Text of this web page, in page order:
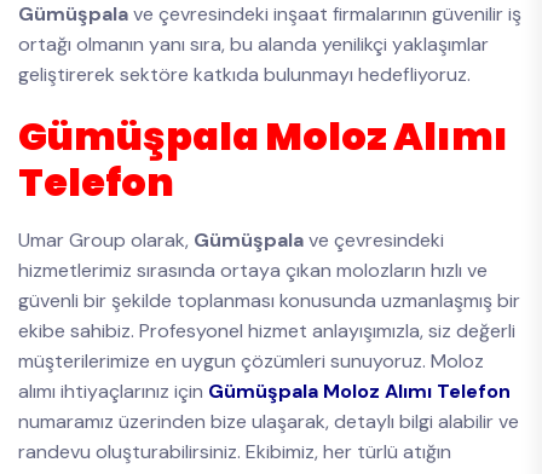
Gümüşpalave çevresindeki inşaat firmalarının güvenilir iş
ortağı olmanın yanı sıra, bu alanda yenilikçi yaklaşımlar
geliştirerek sektöre katkıda bulunmayı hedefliyoruz.
Gümüşpala Moloz Alımı
Telefon
Umar Group olarak, Gümüşpalave çevresindeki
hizmetlerimiz sırasında ortaya çıkan molozların hızlı ve
güvenli bir şekilde toplanması konusunda uzmanlaşmış bir
ekibe sahibiz. Profesyonel hizmet anlayışımızla, siz değerli
müşterilerimize en uygun çözümleri sunuyoruz. Moloz
alımı ihtiyaçlarınız için Gümüşpala Moloz Alımı Telefon
numaramız üzerinden bize ulaşarak, detaylı bilgi alabilir ve
randevu oluşturabilirsiniz. Ekibimiz, her türlü atığın